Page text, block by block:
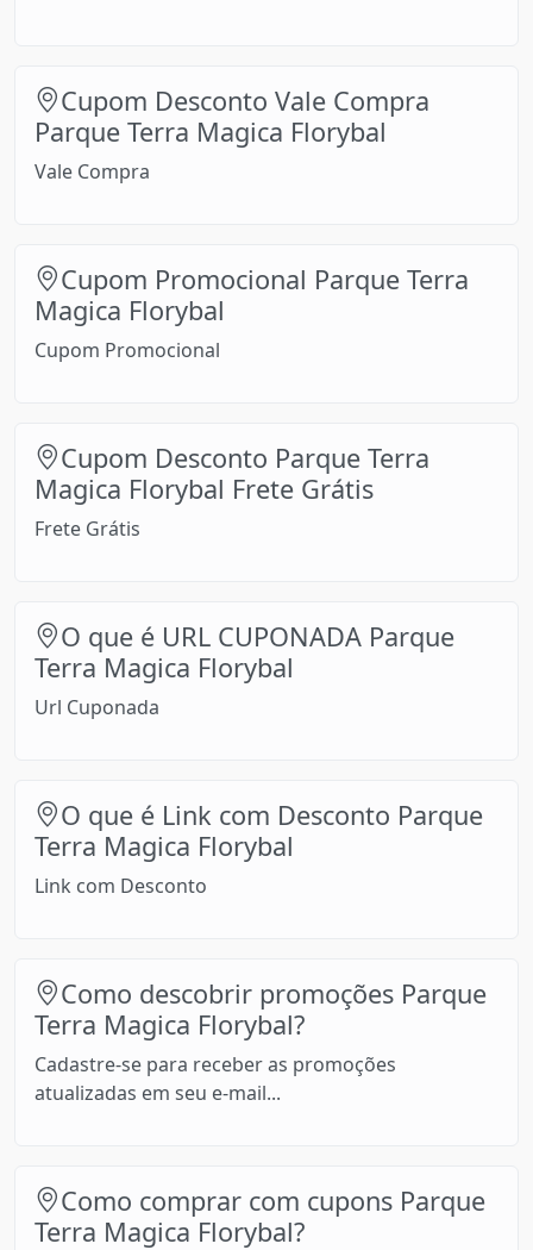
Cupom Desconto Vale Compra
Parque Terra Magica Florybal
Vale Compra
Cupom Promocional Parque Terra
Magica Florybal
Cupom Promocional
Cupom Desconto Parque Terra
Magica Florybal Frete Grátis
Frete Grátis
O que é URL CUPONADA Parque
Terra Magica Florybal
Url Cuponada
O que é Link com Desconto Parque
Terra Magica Florybal
Link com Desconto
Como descobrir promoções Parque
Terra Magica Florybal?
Cadastre-se para receber as promoções
atualizadas em seu e-mail...
Como comprar com cupons Parque
Terra Magica Florybal?